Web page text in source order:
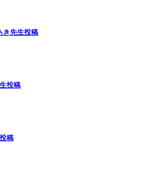
先生投稿
投稿
稿